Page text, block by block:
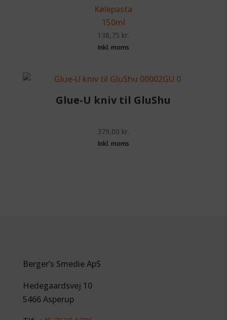
Kølepasta
150ml
138,75 kr.
Glue-U kniv til GluShu
379,00 kr.
Berger’s Smedie ApS
Hedegaardsvej 10
5466 Asperup